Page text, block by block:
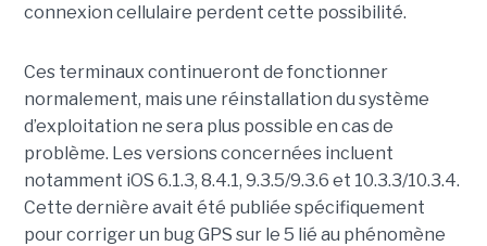
connexion cellulaire perdent cette possibilité.
Ces terminaux continueront de fonctionner
normalement, mais une réinstallation du système
d’exploitation ne sera plus possible en cas de
problème. Les versions concernées incluent
notamment iOS 6.1.3, 8.4.1, 9.3.5/9.3.6 et 10.3.3/10.3.4.
Cette dernière avait été publiée spécifiquement
pour corriger un bug GPS sur le 5 lié au phénomène